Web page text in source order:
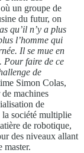
un groupe de
du futur, on
qu’il n’y a plus
l’homme qui
Il se mue en
Pour faire de ce
de
Simon Colas,
machines
de
la société multiplie
de robotique,
des niveaux allant
master.